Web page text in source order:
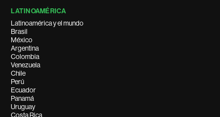
LATINOAMÉRICA
Latinoamérica y el mundo
Brasil
México
Argentina
Colombia
Venezuela
Chile
Perú
Ecuador
Panamá
Uruguay
Costa Rica